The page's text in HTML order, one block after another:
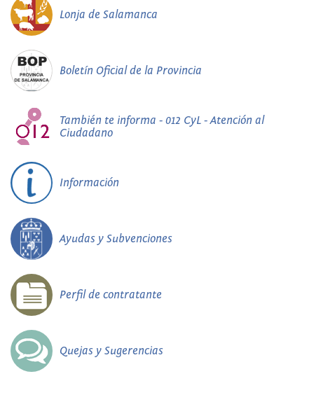
Lonja de Salamanca
Boletín Oficial de la Provincia
También te informa - 012 CyL - Atención al
Ciudadano
Información
Ayudas y Subvenciones
Perfil de contratante
Quejas y Sugerencias